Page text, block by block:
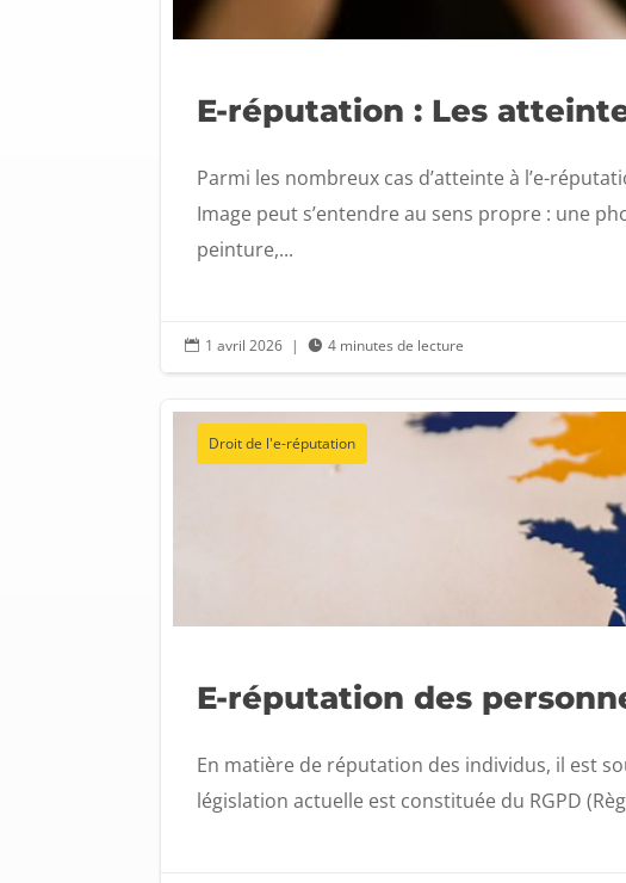
E-réputation : Les
Parmi les nombreux cas d’atteinte à l’e-
Image peut s’entendre au sens propre : une
peinture,...
 1 avril 2026 |  4 minutes de lecture
Droit de l'e-réputation
E-réputation des
En matière de réputation des individus, il est
législation actuelle est constituée du RGPD